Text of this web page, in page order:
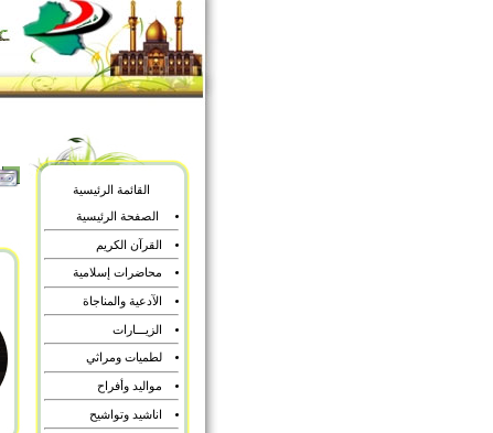
القائمة الرئيسية
الصفحة الرئيسية
القرآن الكريم
محاضرات إسلامية
الآدعية والمناجاة
الزيـــارات
لطميات ومراثي
مواليد وأفراح
اناشيد وتواشيح